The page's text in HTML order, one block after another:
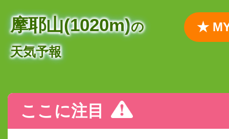
摩耶山(1020m)の
天気予報
★
ここに注目